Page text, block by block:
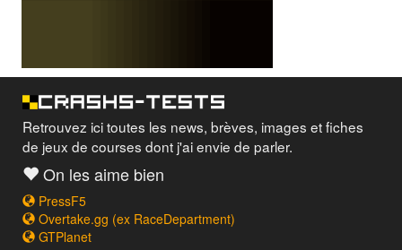
Retrouvez ici toutes les news, brèves, images et fiches
de jeux de courses dont j'ai envie de parler.
On les aime bien
PressF5
Overtake.gg (ex RaceDepartment)
GTPlanet